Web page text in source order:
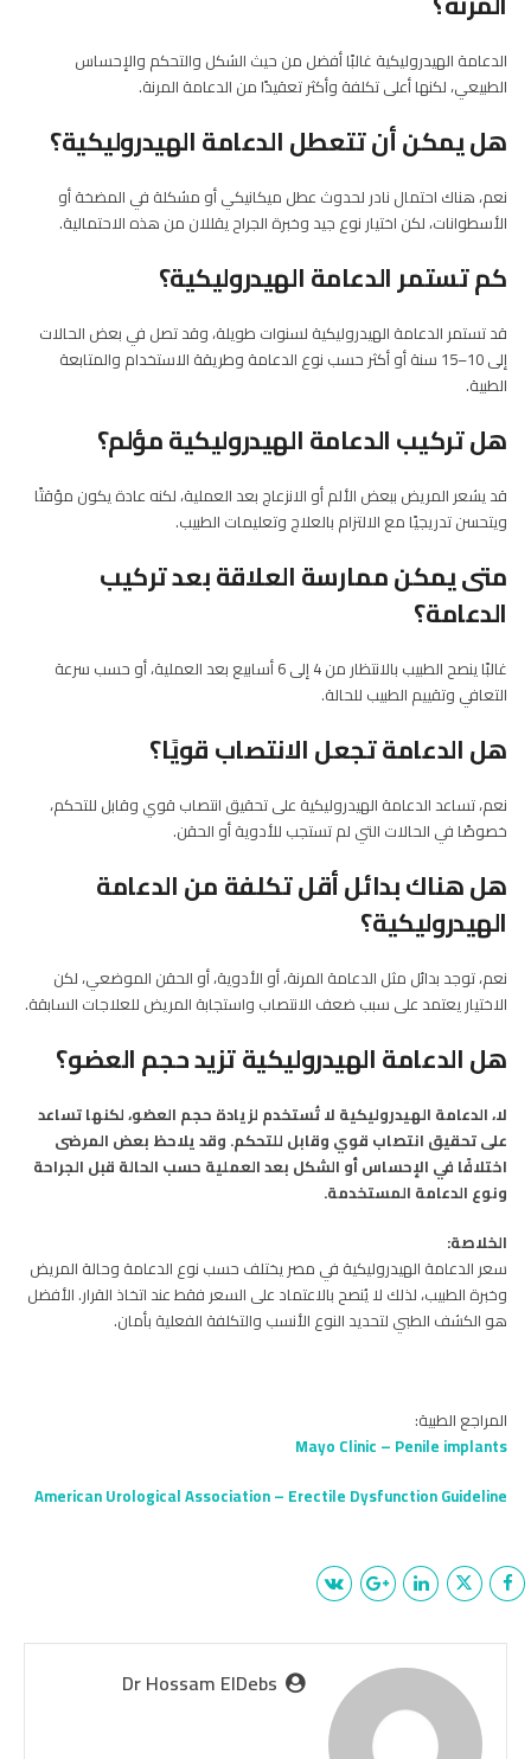
الدعامة الهيدروليكية غالبًا أفضل من حيث الشكل والتحكم والإحساس
الطبيعي، لكنها أعلى تكلفة وأكثر تعقيدًا من الدعامة المرنة.
هل يمكن أن تتعطل الدعامة الهيدروليكية؟
نعم، هناك احتمال نادر لحدوث عطل ميكانيكي أو مشكلة في المضخة أو
الأسطوانات، لكن اختيار نوع جيد وخبرة الجراح يقللان من هذه الاحتمالية.
كم تستمر الدعامة الهيدروليكية؟
قد تستمر الدعامة الهيدروليكية لسنوات طويلة، وقد تصل في بعض الحالات
إلى 10–15 سنة أو أكثر حسب نوع الدعامة وطريقة الاستخدام والمتابعة
الطبية.
هل تركيب الدعامة الهيدروليكية مؤلم؟
قد يشعر المريض ببعض الألم أو الانزعاج بعد العملية، لكنه عادة يكون مؤقتًا
ويتحسن تدريجيًا مع الالتزام بالعلاج وتعليمات الطبيب.
متى يمكن ممارسة العلاقة بعد تركيب
الدعامة؟
غالبًا ينصح الطبيب بالانتظار من 4 إلى 6 أسابيع بعد العملية، أو حسب سرعة
التعافي وتقييم الطبيب للحالة.
هل الدعامة تجعل الانتصاب قويًا؟
نعم، تساعد الدعامة الهيدروليكية على تحقيق انتصاب قوي وقابل للتحكم،
خصوصًا في الحالات التي لم تستجب للأدوية أو الحقن.
هل هناك بدائل أقل تكلفة من الدعامة
الهيدروليكية؟
نعم، توجد بدائل مثل الدعامة المرنة، أو الأدوية، أو الحقن الموضعي، لكن
الاختيار يعتمد على سبب ضعف الانتصاب واستجابة المريض للعلاجات السابقة.
هل الدعامة الهيدروليكية تزيد حجم العضو؟
لا، الدعامة الهيدروليكية لا تُستخدم لزيادة حجم العضو، لكنها تساعد
على تحقيق انتصاب قوي وقابل للتحكم. وقد يلاحظ بعض المرضى
اختلافًا في الإحساس أو الشكل بعد العملية حسب الحالة قبل الجراحة
ونوع الدعامة المستخدمة.
الخلاصة:
سعر الدعامة الهيدروليكية في مصر يختلف حسب نوع الدعامة وحالة المريض
وخبرة الطبيب، لذلك لا يُنصح بالاعتماد على السعر فقط عند اتخاذ القرار. الأفضل
هو الكشف الطبي لتحديد النوع الأنسب والتكلفة الفعلية بأمان.
المراجع الطبية:
Mayo Clinic – Penile implants
American Urological Association – Erectile Dysfunction Guideline
Dr Hossam ElDebs